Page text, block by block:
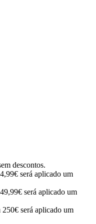
descontos.
será aplicado um
será aplicado um
250€ será aplicado um